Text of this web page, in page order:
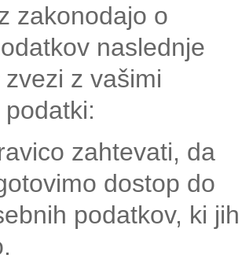
zakonodajo o
naslednje
z vašimi
zahtevati, da
dostop do
podatkov, ki jih